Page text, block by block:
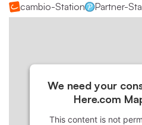
cambio-Station Partner-
We need your
Here.com
This content is not